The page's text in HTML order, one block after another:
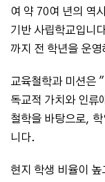
여 약 70여 년의 역
기반 사립학교입니
까지 전 학년을 운영
교육철학과 미션은
독교적 가치와 인류
철학을 바탕으로,
니다.
현지 학생 비율이